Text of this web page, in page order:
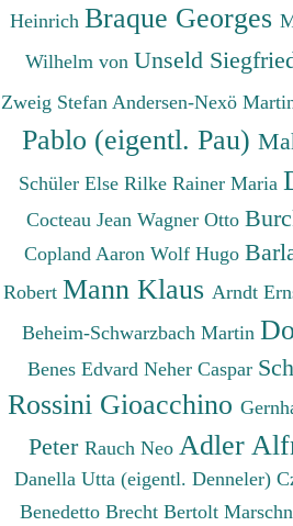
Heinrich Braque Georges
Wilhelm von Unseld
Zweig Stefan Andersen-Nexö
Pablo (eigentl. Pau)
Schüler Else Rilke Rainer Maria
Cocteau Jean Wagner Otto
Copland Aaron Wolf Hugo
Robert Mann Klaus Arndt
Beheim-Schwarzbach Martin
Benes Edvard Neher Caspar
Rossini Gioacchino
Peter Rauch Neo Adler
Danella Utta (eigentl. Denneler)
Benedetto Brecht Bertolt